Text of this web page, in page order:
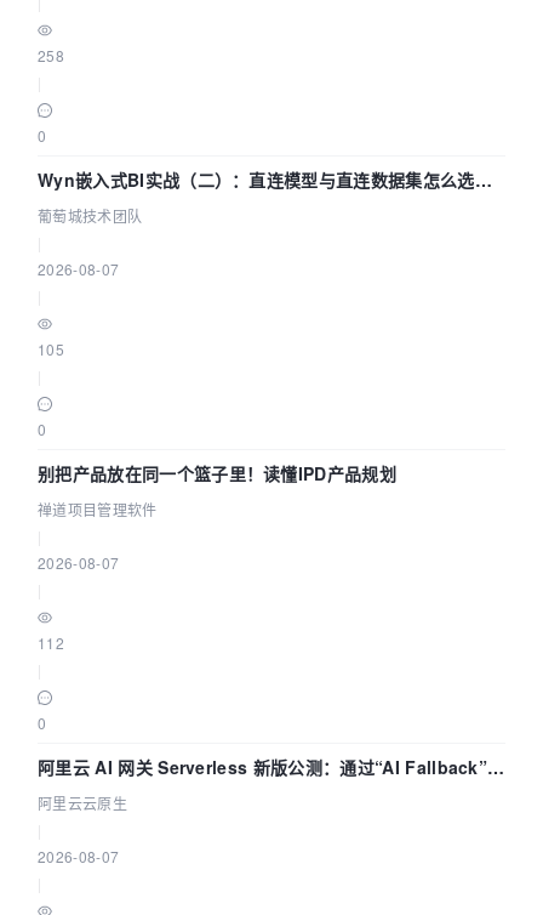
258
0
Wyn嵌入式BI实战（二）：直连模型与直连数据集怎么选，
参数为什么不生效？| 葡萄城技术团队
葡萄城技术团队
2026-08-07
105
0
别把产品放在同一个篮子里！读懂IPD产品规划
禅道项目管理软件
2026-08-07
112
0
阿里云 AI 网关 Serverless 新版公测：通过“AI Fallback”与
拓扑可视化构建 AI 流量治理底座
阿里云云原生
2026-08-07